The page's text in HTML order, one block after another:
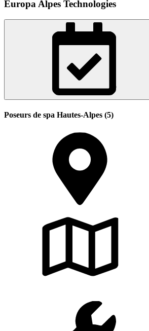
Europa Alpes Technologies
Poseurs de spa Hautes-Alpes (5)